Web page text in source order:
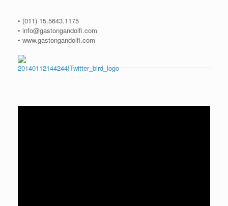
• (011) 15.5643.1175
• info@gastongandolfi.com
• www.gastongandolfi.com